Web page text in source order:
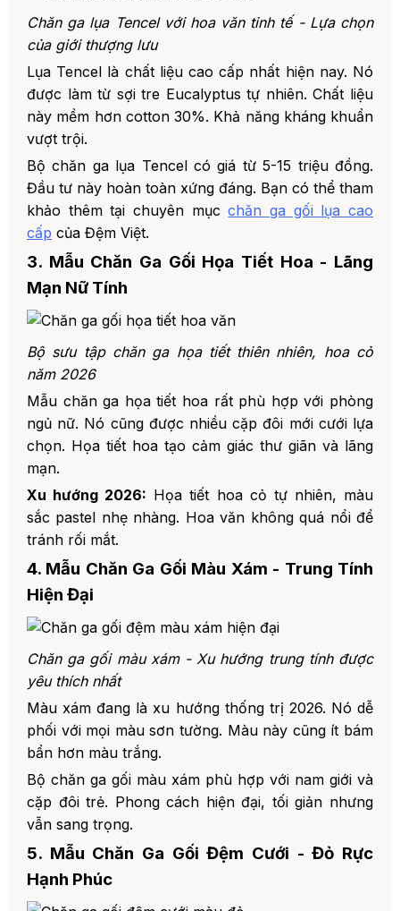
Chăn ga lụa Tencel với hoa văn tinh tế - Lựa chọn
của giới thượng lưu
Lụa Tencel là chất liệu cao cấp nhất hiện nay. Nó
được làm từ sợi tre Eucalyptus tự nhiên. Chất liệu
này mềm hơn cotton 30%. Khả năng kháng khuẩn
vượt trội.
Bộ chăn ga lụa Tencel có giá từ 5-15 triệu đồng.
Đầu tư này hoàn toàn xứng đáng. Bạn có thể tham
khảo thêm tại chuyên mụcchăn ga gối lụa cao
cấp của Đệm Việt.
3. Mẫu Chăn Ga Gối Họa Tiết Hoa - Lãng
Mạn Nữ Tính
Bộ sưu tập chăn ga họa tiết thiên nhiên, hoa cỏ
năm 2026
Mẫu chăn ga họa tiết hoa rất phù hợp với phòng
ngủ nữ. Nó cũng được nhiều cặp đôi mới cưới lựa
chọn. Họa tiết hoa tạo cảm giác thư giãn và lãng
mạn.
Xu hướng 2026: Họa tiết hoa cỏ tự nhiên, màu
sắc pastel nhẹ nhàng. Hoa văn không quá nổi để
tránh rối mắt.
4. Mẫu Chăn Ga Gối Màu Xám - Trung Tính
Hiện Đại
Chăn ga gối màu xám - Xu hướng trung tính được
yêu thích nhất
Màu xám đang là xu hướng thống trị 2026. Nó dễ
phối với mọi màu sơn tường. Màu này cũng ít bám
bẩn hơn màu trắng.
Bộ chăn ga gối màu xám phù hợp với nam giới và
cặp đôi trẻ. Phong cách hiện đại, tối giản nhưng
vẫn sang trọng.
5. Mẫu Chăn Ga Gối Đệm Cưới - Đỏ Rực
Hạnh Phúc